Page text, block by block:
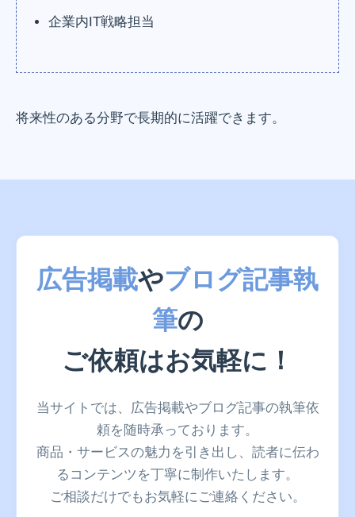
企業内IT戦略担当
将来性のある分野で長期的に活躍できます。
広告掲載やブログ記事執
筆の
ご依頼はお気軽に！
当サイトでは、広告掲載やブログ記事の執筆依
頼を随時承っております。
商品・サービスの魅力を引き出し、読者に伝わ
るコンテンツを丁寧に制作いたします。
ご相談だけでもお気軽にご連絡ください。